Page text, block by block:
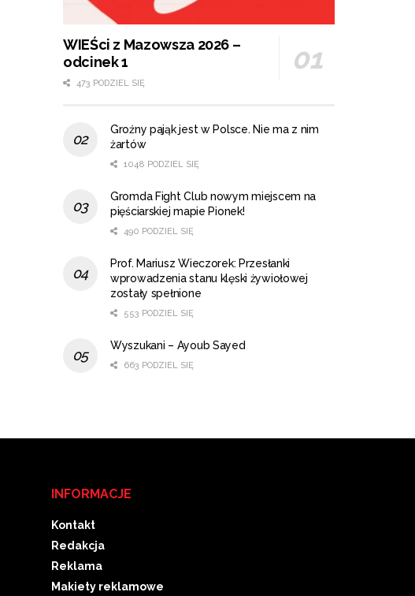
WIEŚci z Mazowsza 2026 –
odcinek 1
473 PODZIEL SIĘ
Groźny pająk jest w Polsce. Nie ma z nim
żartów
1048 PODZIEL SIĘ
Gromda Fight Club nowym miejscem na
pięściarskiej mapie Pionek!
490 PODZIEL SIĘ
Prof. Mariusz Wieczorek: Przesłanki
wprowadzenia stanu klęski żywiołowej
zostały spełnione
553 PODZIEL SIĘ
Wyszukani – Ayoub Sayed
663 PODZIEL SIĘ
INFORMACJE
Kontakt
Redakcja
Reklama
Makiety reklamowe